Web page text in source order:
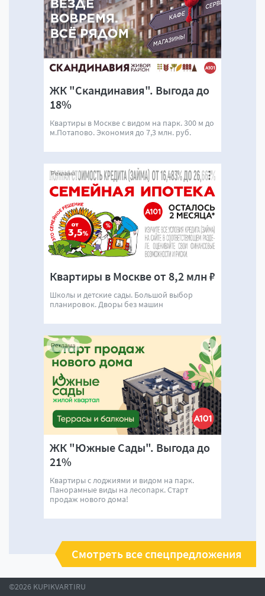
ЖК "Скандинавия". Выгода до
18%
Квартиры в Москве с видом на парк. 300 м до
м.Потапово. Экономия до 7,3 млн. руб.
Квартиры в Москве от 8,2 млн ₽
Школы и детские сады. Большой выбор
планировок. Дворы без машин
Реклама
ЖК "Южные Сады". Выгода до
21%
Квартиры с лоджиями и видом на парк.
Панорамные виды на лесопарк. Старт
продаж нового дома!
Реклама
Смотреть все спецпредложения
©2026 KUPIKVARTIRU